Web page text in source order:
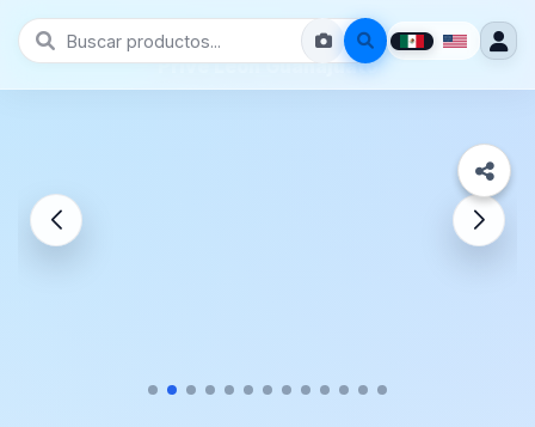
Prive León Guanajuato